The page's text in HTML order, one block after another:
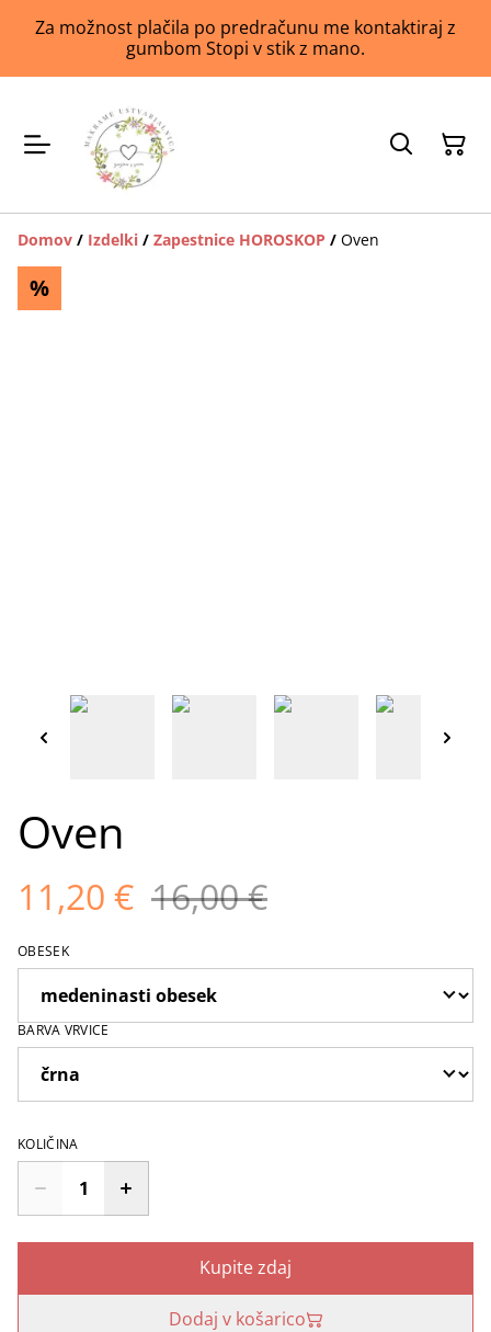
Za možnost plačila po predračunu me kontaktiraj z
gumbom Stopi v stik z mano.
Domov / Izdelki / Zapestnice HOROSKOP / Oven
%
Oven
11,20 € 16,00 €
OBESEK
BARVA VRVICE
KOLIČINA
Kupite zdaj
Dodaj v košarico